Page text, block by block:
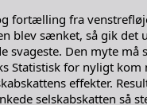
fortælling fra
blev sænket, så gik det
svageste. Den myte må
Statistisk for nyligt kom
effekter.
selskabskatten så